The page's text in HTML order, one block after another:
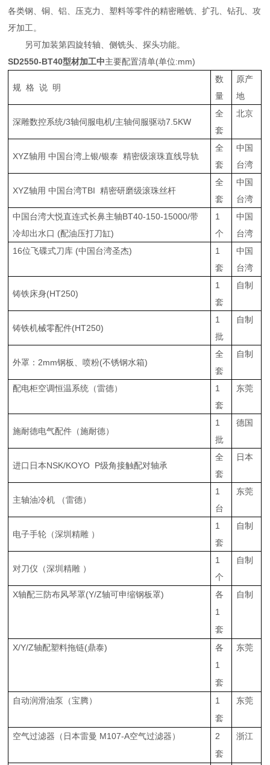
各类钢、铜、铝、压克力、塑料等零件的精密雕铣、扩孔、钻孔、攻
牙加工。
另可加装第四旋转轴、侧铣头、探头功能。
SD2550-BT40型材加工中主要配置清单(单位:mm)
规 格 说 明
数
量
原产
地
深雕数控系统/3轴伺服电机/主轴伺服驱动7.5KW
全
套
北京
XYZ轴用 中国台湾上银/银泰 精密级滚珠直线导轨
全
套
中国
台湾
XYZ轴用 中国台湾TBI 精密研磨级滚珠丝杆
全
套
中国
台湾
中国台湾大悦直连式长鼻主轴BT40-150-15000/带
冷却出水口 (配油压打刀缸)
1
个
中国
台湾
16位飞碟式刀库 (中国台湾圣杰)
1
套
中国
台湾
铸铁床身(HT250)
1
套
自制
铸铁机械零配件(HT250)
1
批
自制
外罩：2mm钢板、喷粉(不锈钢水箱)
全
套
自制
配电柜空调恒温系统（雷德）
1
套
东莞
施耐德电气配件（施耐德）
1
批
德国
进口日本NSK/KOYO P级角接触配对轴承
全
套
日本
主轴油冷机 （雷德）
1
台
东莞
电子手轮（深圳精雕 ）
1
套
自制
对刀仪（深圳精雕 ）
1
个
自制
X轴配三防布风琴罩(Y/Z轴可申缩钢板罩)
各
1
套
自制
X/Y/Z轴配塑料拖链(鼎泰)
各
1
套
东莞
自动润滑油泵（宝腾）
1
套
东莞
空气过滤器（日本雷曼 M107-A空气过滤器）
2
套
浙江